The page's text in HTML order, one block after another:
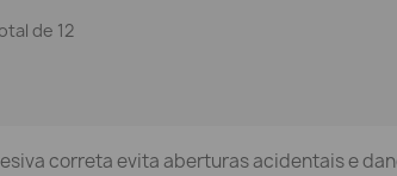
de 12
correta evita aberturas acidentais e